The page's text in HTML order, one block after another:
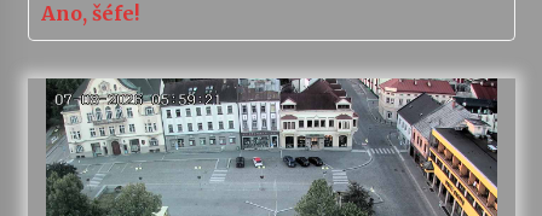
Ano, šéfe!